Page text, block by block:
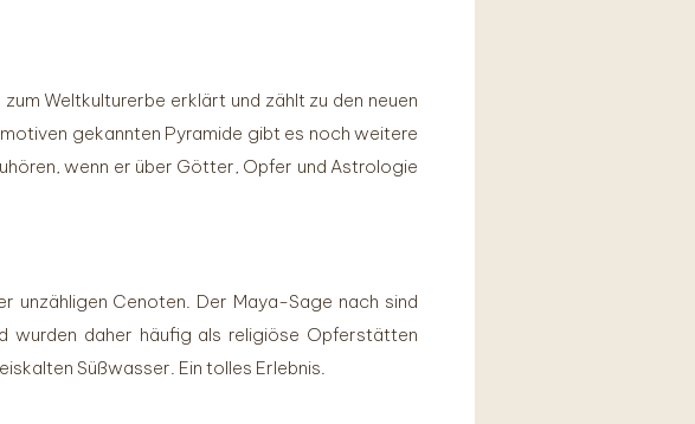
Weltkulturerbe erklärt und zählt zu den neuen
gekannten Pyramide gibt es noch weitere
wenn er über Götter, Opfer und Astrologie
unzähligen Cenoten. Der Maya-Sage nach sind
wurden daher häufig als religiöse Opferstätten
Süßwasser. Ein tolles Erlebnis.